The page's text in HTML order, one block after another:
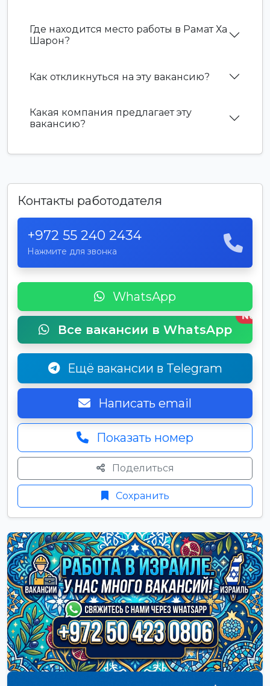
Где находится место работы в Рамат Ха
Шарон?
Как откликнуться на эту вакансию?
Какая компания предлагает эту
вакансию?
Контакты работодателя
+972 55 240 2434
Нажмите для звонка
WhatsApp
Все вакансии в WhatsApp
New
Ещё вакансии в Telegram
Написать email
Показать номер
Поделиться
Сохранить